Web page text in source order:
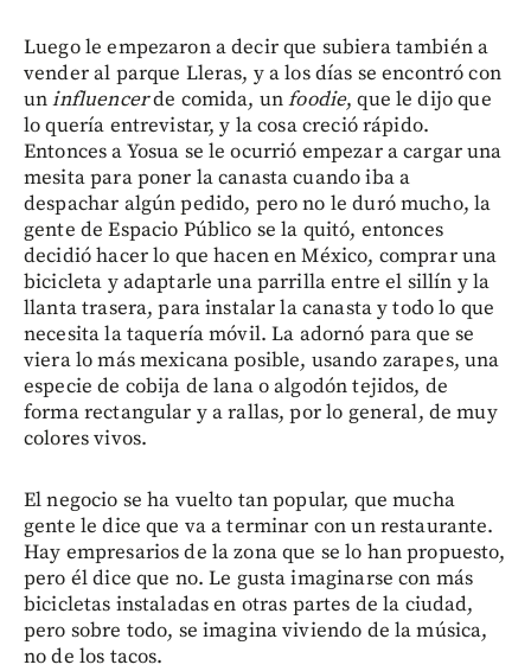
Luego le empezaron a decir que subiera también a
vender al parque Lleras, y a los días se encontró con
uninfluencerde comida, unfoodie, que le dijo que
lo quería entrevistar, y la cosa creció rápido.
Entonces a Yosua se le ocurrió empezar a cargar una
mesita para poner la canasta cuando iba a
despachar algún pedido, pero no le duró mucho, la
gente de Espacio Público se la quitó, entonces
decidió hacer lo que hacen en México, comprar una
bicicleta y adaptarle una parrilla entre el sillín y la
llanta trasera, para instalar la canasta y todo lo que
necesita la taquería móvil. La adornó para que se
viera lo más mexicana posible, usando zarapes, una
especie de cobija de lana o algodón tejidos, de
forma rectangular y a rallas, por lo general, de muy
colores vivos.
El negocio se ha vuelto tan popular, que mucha
gente le dice que va a terminar con un restaurante.
Hay empresarios de la zona que se lo han propuesto,
pero él dice que no. Le gusta imaginarse con más
bicicletas instaladas en otras partes de la ciudad,
pero sobre todo, se imagina viviendo de la música,
no de los tacos.